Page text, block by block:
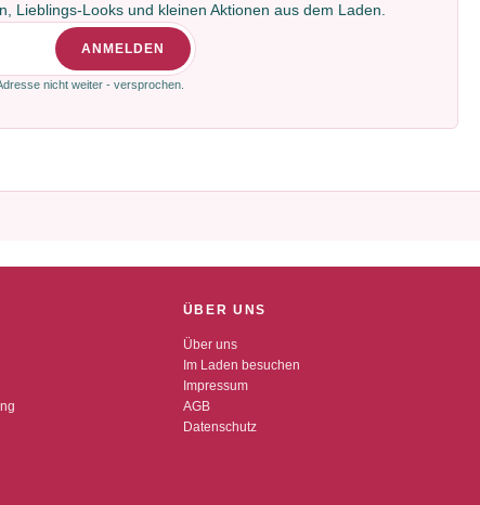
Lieblings-Looks und kleinen Aktionen aus dem Laden.
ANMELDEN
nicht weiter - versprochen.
ÜBER UNS
Über uns
Im Laden besuchen
Impressum
AGB
Datenschutz